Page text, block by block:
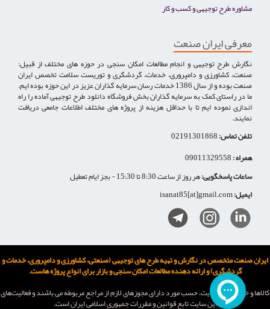
مشاوره طرح توجیهی و کسب و کار
معرفی ایران صنعت
نگارش طرح توجیهی و انجام مطالعات امکان سنجی در حوزه های مختلف از قبیل:
صنعت، کشاورزی و دامپروری، خدمات، گردشگری و توریست سلامت تخصص ایران
صنعت بوده و از سال 1386 خدمات رسان سرمایه گذاران عزیز در این حوزه بوده ایم.
ما در راستای کمک به سرمایه گذاران بخش فروشگاه دانلود طرح توجیهی آماده را راه
اندازی نموده ایم تا با حداقل هزینه از پروژه های مختلف اطلاعات جامعی دریافت
نمایند.
تلفن تماس:
همراه :
ساعات پاسخگویی:هر روز از ساعت 8:30 تا 15:30 - بجز ایام تعطیل
ایمیل:
ایران صنعت متخصص در نگارش و تهیه طرح های توجیهی (صنعتی، کشاورزی و دامپروری، خدمات و
گردشگری) و ارائه دهنده مطالعات امکان سنجی و بازار برای انواع پروژه هاست.
كالاها و خدمات اين سایت، حسب مورد دارای مجوزهای لازم از مراجع مربوطه می باشند و فعاليت‌های
اين سايت تابع قوانين و مقررات جمهوری اسلامی ايران است.